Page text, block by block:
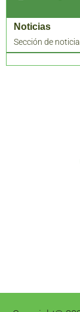
Noticias
Sección de